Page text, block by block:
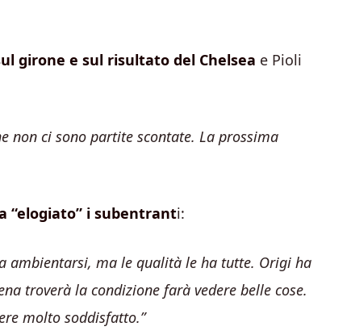
girone e sul risultato del Chelsea e Pioli
non ci sono partite scontate. La prossima
“elogiato” i subentranti:
ambientarsi, ma le qualità le ha tutte. Origi ha
troverà la condizione farà vedere belle cose.
molto soddisfatto.”